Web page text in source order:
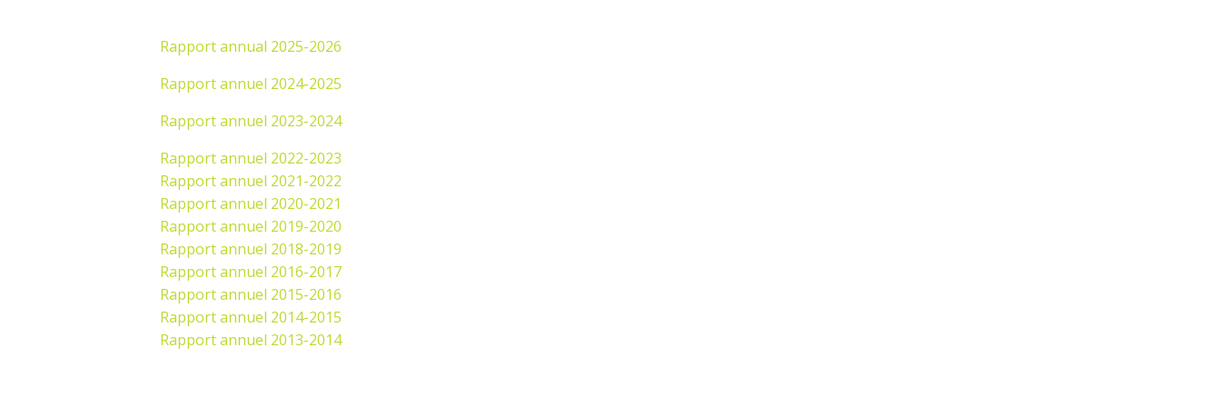
Rapport annual 2025-2026
Rapport annuel 2024-2025
Rapport annuel 2023-2024
Rapport annuel 2022-2023
Rapport annuel 2021-2022
Rapport annuel 2020-2021
Rapport annuel 2019-2020
Rapport annuel 2018-2019
Rapport annuel 2016-2017
Rapport annuel 2015-2016
Rapport annuel 2014-2015
Rapport annuel 2013-2014